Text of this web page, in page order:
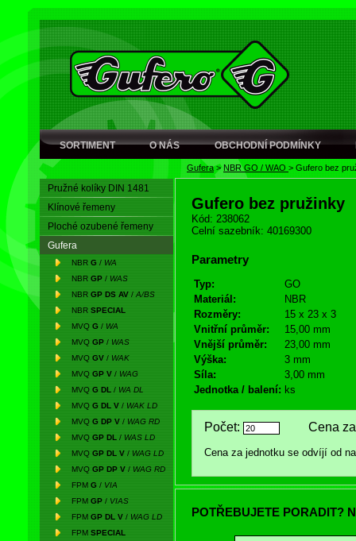
SORTIMENT O NÁS OBCHODNÍ PODMÍNKY
Gufera> NBR GO / WAO > Gufero bez
Pružné kolíky DIN 1481
Klínové řemeny
Ploché ozubené řemeny
Gufera
NBR G / WA
NBR GP / WAS
NBR GP DS AV / A/BS
NBR SPECIAL
MVQ G / WA
MVQ GP / WAS
MVQ GV / WAK
MVQ GP V / WAG
MVQ G DL / WA DL
MVQ G DL V / WAK LD
MVQ G DP V / WAG RD
MVQ GP DL / WAS LD
MVQ GP DL V / WAG LD
MVQ GP DP V / WAG RD
FPM G / VIA
FPM GP / VIAS
FPM GP DL V / WAG LD
FPM SPECIAL
Gufero bez pružinky
Kód: 238062
Celní sazebník: 40169300
Parametry
Typ:
GO
Materiál:
NBR
Rozměry:
15 x 23 x 3
Vnitřní průměr:
15,00 mm
Vnější průměr:
23,00 mm
Výška:
3 mm
Síla:
3,00 mm
Jednotka / balení: ks
Počet: Cena za
Cena za jednotku se odvíjí od
POTŘEBUJETE PORADIT?